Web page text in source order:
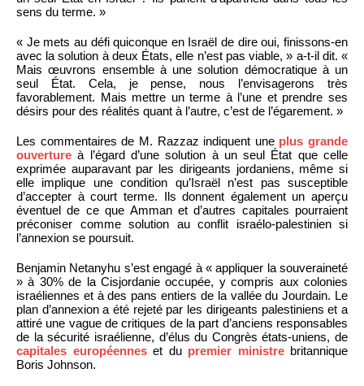
sens du terme. »
« Je mets au défi quiconque en Israël de dire oui, finissons-en
avec la solution à deux États, elle n’est pas viable, » a-t-il dit. «
Mais œuvrons ensemble à une solution démocratique à un
seul État. Cela, je pense, nous l’envisagerons très
favorablement. Mais mettre un terme à l’une et prendre ses
désirs pour des réalités quant à l’autre, c’est de l’égarement. »
Les commentaires de M. Razzaz indiquent une plus grande
ouvertureà l’égard d’une solution à un seul État que celle
exprimée auparavant par les dirigeants jordaniens, même si
elle implique une condition qu’Israël n’est pas susceptible
d’accepter à court terme. Ils donnent également un aperçu
éventuel de ce que Amman et d’autres capitales pourraient
préconiser comme solution au conflit israélo-palestinien si
l’annexion se poursuit.
Benjamin Netanyhu s’est engagé à « appliquer la souveraineté
» à 30% de la Cisjordanie occupée, y compris aux colonies
israéliennes et à des pans entiers de la vallée du Jourdain. Le
plan d’annexion a été rejeté par les dirigeants palestiniens et a
attiré une vague de critiques de la part d’anciens responsables
de la sécurité israélienne, d’élus du Congrès états-uniens, de
capitales européenneset du premier ministrebritannique
Boris Johnson.